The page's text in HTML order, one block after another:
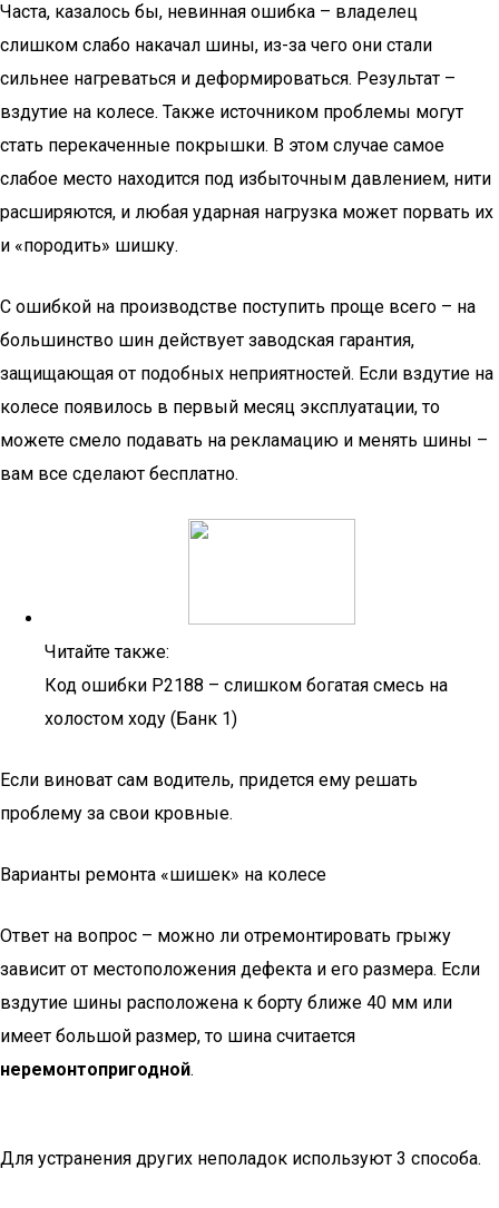
Часта, казалось бы, невинная ошибка – владелец
слишком слабо накачал шины, из-за чего они стали
сильнее нагреваться и деформироваться. Результат –
вздутие на колесе. Также источником проблемы могут
стать перекаченные покрышки. В этом случае самое
слабое место находится под избыточным давлением, нити
расширяются, и любая ударная нагрузка может порвать их
и «породить» шишку.
С ошибкой на производстве поступить проще всего – на
большинство шин действует заводская гарантия,
защищающая от подобных неприятностей. Если вздутие на
колесе появилось в первый месяц эксплуатации, то
можете смело подавать на рекламацию и менять шины –
вам все сделают бесплатно.
Читайте также:
Код ошибки P2188 – слишком богатая смесь на
холостом ходу (Банк 1)
Если виноват сам водитель, придется ему решать
проблему за свои кровные.
Варианты ремонта «шишек» на колесе
Ответ на вопрос – можно ли отремонтировать грыжу
зависит от местоположения дефекта и его размера. Если
вздутие шины расположена к борту ближе 40 мм или
имеет большой размер, то шина считается
неремонтопригодной.
Для устранения других неполадок используют 3 способа.